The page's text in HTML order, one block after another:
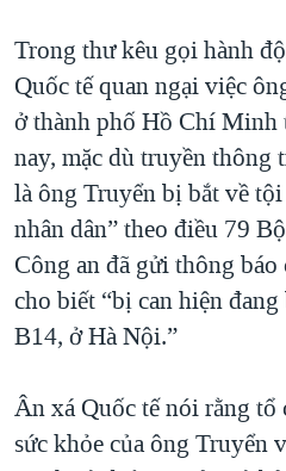
QUAN HỆ VIỆT MỸ
Trong thư kêu gọi hành
Quốc tế quan ngại việc
ở thành phố Hồ Chí Minh
nay, mặc dù truyền thông
là ông Truyển bị bắt về
nhân dân” theo điều 79
Công an đã gửi thông
cho biết “bị can hiện
B14, ở Hà Nội.”
Ân xá Quốc tế nói rằng tổ
sức khỏe của ông Truyển